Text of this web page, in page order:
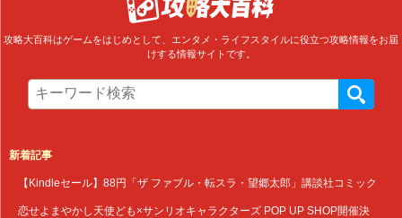
攻略大百科はゲームをはじめとして、エンタメ・ライフスタイルに役立つ攻略情報をお届
けする情報サイトです。
新着記事
【Kindleセール】88円「ザ ファブル・転スラ・望郷太郎」講談社コミック
恋せよまやかし天使ども×サンリオキャラクターズ POP UP SHOP開催決